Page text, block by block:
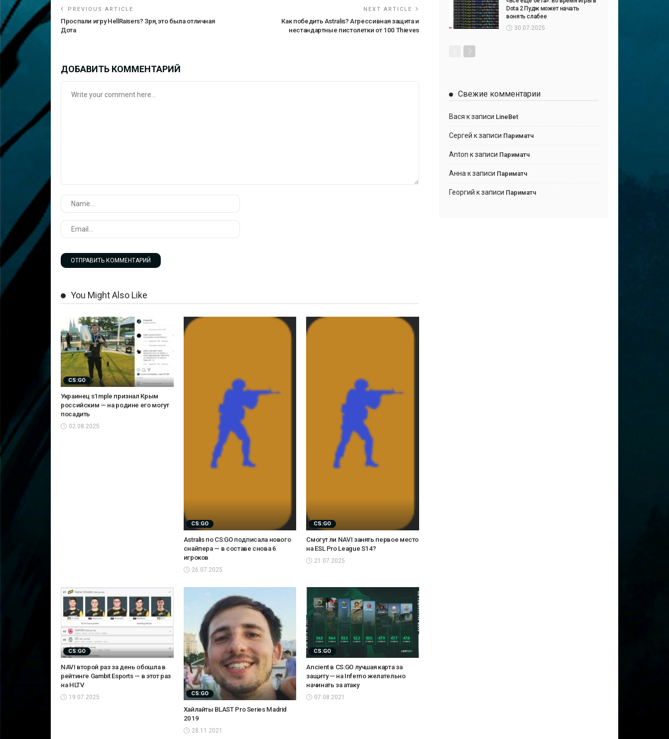
PREVIOUS ARTICLE
Проспали игру HellRaisers? Зря, это была отличная
Дота
NEXT ARTICLE
Как победить Astralis? Агрессивная защита и
нестандартные пистолетки от 100 Thieves
ДОБАВИТЬ КОММЕНТАРИЙ
You Might Also Like
CS:GO
Украинец s1mple признал Крым
российским — на родине его могут
посадить
02.08.2025
CS:GO
Astralis по CS:GO подписала нового
снайпера — в составе снова 6
игроков
26.07.2025
CS:GO
Смогут ли NAVI занять первое место
на ESL Pro League S14?
21.07.2025
CS:GO
NAVI второй раз за день обошла в
рейтинге Gambit Esports — в этот раз
на HLTV
19.07.2025
CS:GO
Хайлайты BLAST Pro Series Madrid
2019
28.11.2021
CS:GO
Ancient в CS:GO лучшая карта за
защиту — на Inferno желательно
начинать за атаку
07.08.2021
Dota 2 Пудж может начать
вонять слабее
30.07.2025
Свежие комментарии
Вася к записи LineBet
Сергей к записи Париматч
Anton к записи Париматч
Анна к записи Париматч
Георгий к записи Париматч